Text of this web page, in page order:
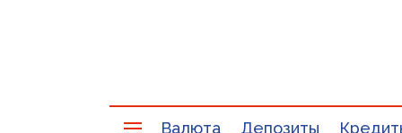
Валюта Депозиты